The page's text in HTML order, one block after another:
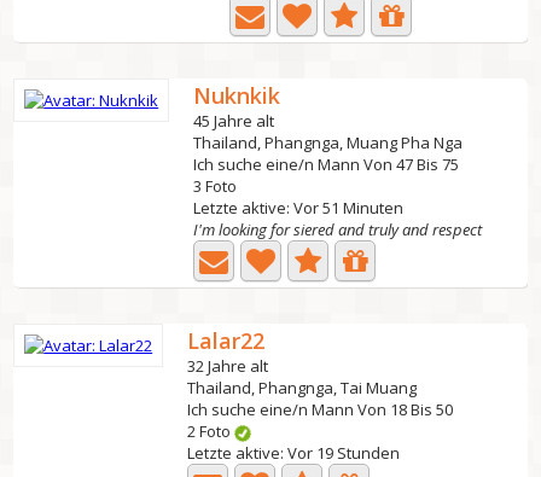
Nuknkik
45 Jahre alt
Thailand, Phangnga, Muang Pha Nga
Ich suche eine/n Mann Von 47 Bis 75
3 Foto
Letzte aktive: Vor 51 Minuten
I'm looking for siered and truly and respect
Lalar22
32 Jahre alt
Thailand, Phangnga, Tai Muang
Ich suche eine/n Mann Von 18 Bis 50
2 Foto
Letzte aktive: Vor 19 Stunden